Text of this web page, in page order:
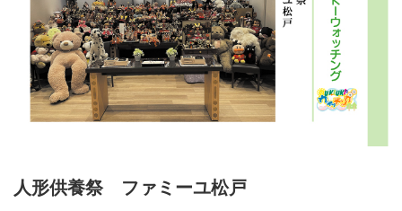
人形供養祭 ファミーユ松戸